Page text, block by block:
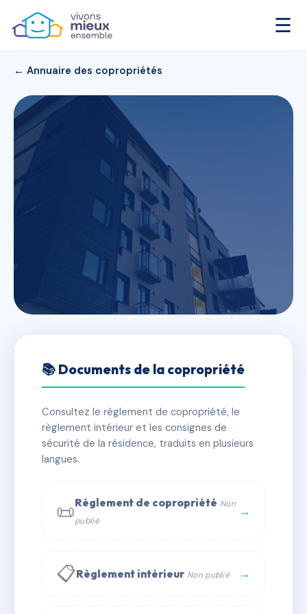
☰
← Annuaire des copropriétés
DU LAC
✓ Immatriculée 🏠 52 lots 🏗 1 bâtiment(s)
📞 Contacter Syndic Digital
📚 Documents de la copropriété
Consultez le règlement de copropriété, le
règlement intérieur et les consignes de
sécurité de la résidence, traduits en plusieurs
langues.
📜Règlement de copropriété Non
publié
→
📋Règlement intérieur Non publié →